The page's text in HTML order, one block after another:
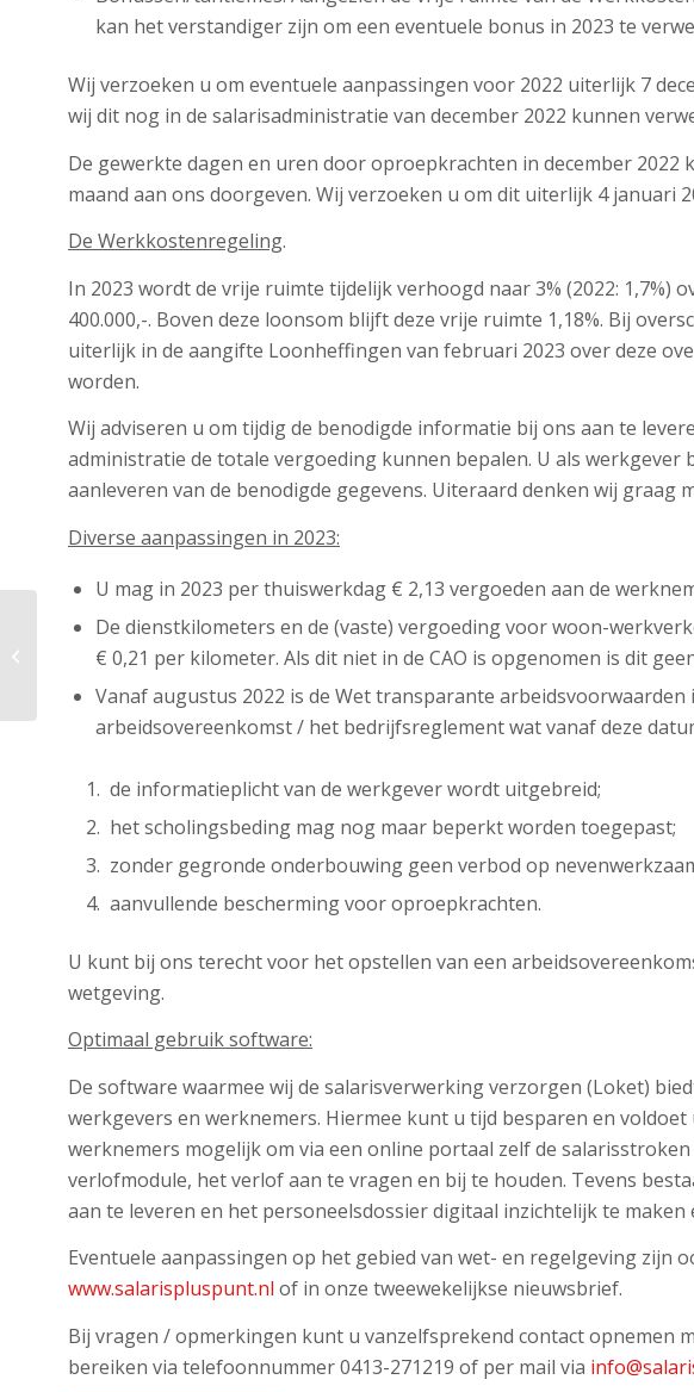
kan het verstandiger zijn om een eventuele bonus in 2023 te
Wij verzoeken u om eventuele aanpassingen voor 2022 uiterlijk 7
wij dit nog in de salarisadministratie van december 2022 kunnen
De gewerkte dagen en uren door oproepkrachten in december 2022
maand aan ons doorgeven. Wij verzoeken u om dit uiterlijk 4 januari
De Werkkostenregeling.
In 2023 wordt de vrije ruimte tijdelijk verhoogd naar 3% (2022: 1,7%)
400.000,-. Boven deze loonsom blijft deze vrije ruimte 1,18%. Bij
uiterlijk in de aangifte Loonheffingen van februari 2023 over deze
worden.
Wij adviseren u om tijdig de benodigde informatie bij ons aan te
administratie de totale vergoeding kunnen bepalen. U als
aanleveren van de benodigde gegevens. Uiteraard denken wij graag
Diverse aanpassingen in 2023:
U mag in 2023 per thuiswerkdag € 2,13 vergoeden aan de
De dienstkilometers en de (vaste) vergoeding voor woon-
€ 0,21 per kilometer. Als dit niet in de CAO is opgenomen is dit
Vanaf augustus 2022 is de Wet transparante
arbeidsovereenkomst / het bedrijfsreglement wat vanaf deze
de informatieplicht van de werkgever wordt uitgebreid;
het scholingsbeding mag nog maar beperkt worden toegepast;
zonder gegronde onderbouwing geen verbod op
aanvullende bescherming voor oproepkrachten.
U kunt bij ons terecht voor het opstellen van een
wetgeving.
Optimaal gebruik software:
De software waarmee wij de salarisverwerking verzorgen (Loket)
werkgevers en werknemers. Hiermee kunt u tijd besparen en voldoet
werknemers mogelijk om via een online portaal zelf de
verlofmodule, het verlof aan te vragen en bij te houden. Tevens
aan te leveren en het personeelsdossier digitaal inzichtelijk te maken
Eventuele aanpassingen op het gebied van wet- en regelgeving zijn
www.salarispluspunt.nl of in onze tweewekelijkse nieuwsbrief.
Bij vragen / opmerkingen kunt u vanzelfsprekend contact opnemen
bereiken via telefoonnummer 0413-271219 of per mail via
Nieuwsbrief week 47 Verruiming LIV
en Plannen verhogen